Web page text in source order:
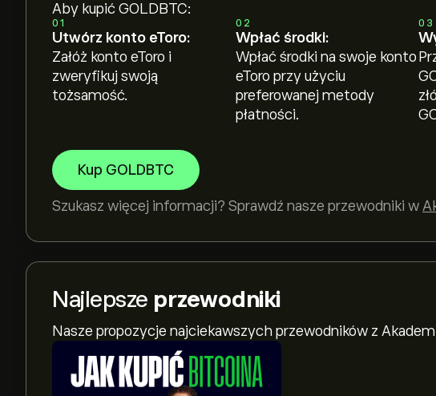
Aby kupić GOLDBTC:
01
Utwórz konto eToro:
Załóż konto eToro i
zweryfikuj swoją
tożsamość.
02
Wpłać środki:
Wpłać środki na swoje konto
eToro przy użyciu
preferowanej metody
płatności.
03
Kup GOLDBTC
Szukasz więcej informacji? Sprawdź nasze przewodniki w
Najlepsze przewodniki
Nasze propozycje najciekawszych przewodników z